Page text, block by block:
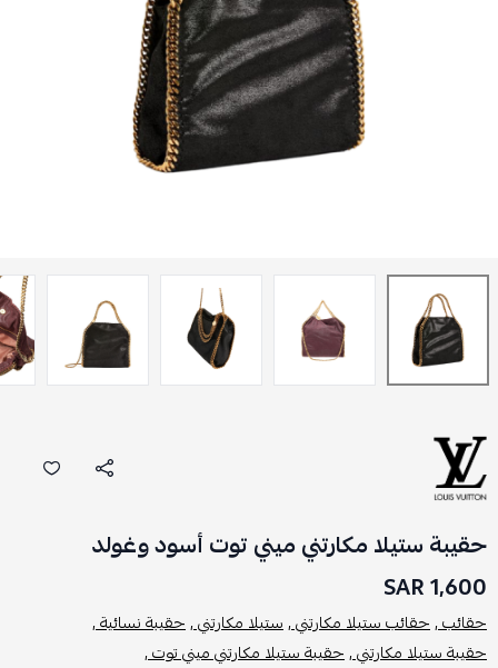
حقيبة ستيلا مكارتني ميني توت أسود وغولد
1,600 SAR
حقائب ,حقائب ستيلا مكارتني ,ستيلا مكارتني ,حقيبة نسائية ,
حقيبة ستيلا مكارتني ,حقيبة ستيلا مكارتني ميني توت ,